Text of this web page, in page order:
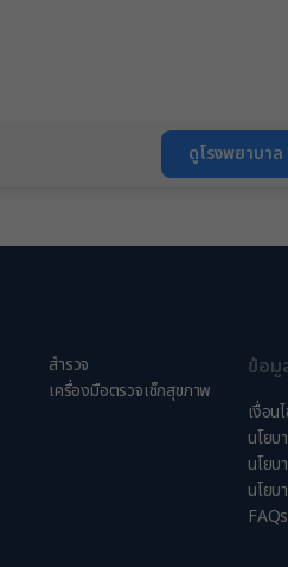
ดูโรงพยาบาล
สำรวจ
เครื่องมือตรวจเช็กสุขภาพ
ข้อมู
เงื่อน
นโยบ
นโยบ
นโยบ
FAQs